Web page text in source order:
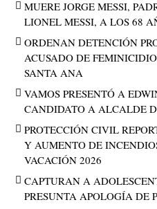
MUERE JORGE MESSI,
LIONEL MESSI, A LOS 68
ORDENAN DETENCIÓN
ACUSADO DE
SANTA ANA
VAMOS PRESENTÓ A
CANDIDATO A ALCALDE
PROTECCIÓN CIVIL
Y AUMENTO DE
VACACIÓN 2026
CAPTURAN A
PRESUNTA APOLOGÍA DE